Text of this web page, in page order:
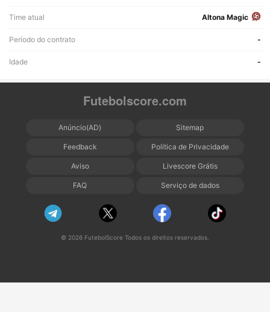
Time atual Altona Magic
Período do contrato -
Idade -
Futebolscore.com
Anúncio(AD) Sitemap
Feedback Política de Privacidade
Aviso Livescore Grátis
FAQ Serviço de dados
© 2026 FutebolScore Todos os direitos reservados.